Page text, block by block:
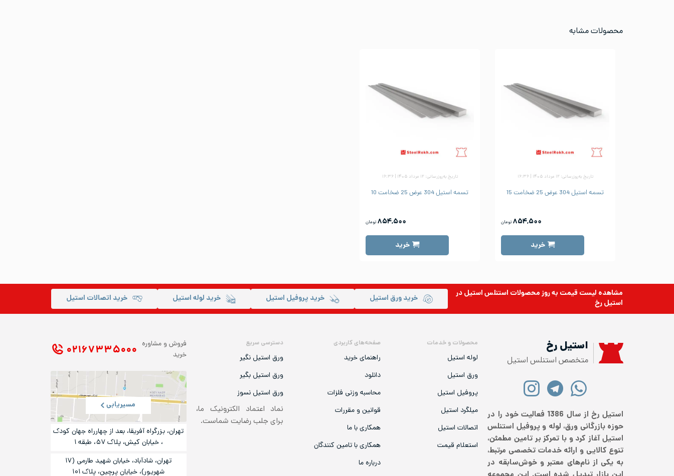
محصولات مشابه
تاریخ به‌روزرسانی: ۱۲ مرداد ۱۴۰۵ | ۱۶:۳۶
تسمه استیل 304 عرض 25 ضخامت 15
۸۵۴,۵۰۰ تومان
خرید
تاریخ به‌روزرسانی: ۱۲ مرداد ۱۴۰۵ | ۱۶:۳۶
تسمه استیل 304 عرض 25 ضخامت 10
۸۵۴,۵۰۰ تومان
خرید
مشاهده لیست قیمت به روزمحصولات استنلس استیلدر
استیل رخ
خرید ورق استیل خرید پروفیل استیل خرید لوله استیل خرید اتصالات استیل
استیل رخ
متخصص استنلس استیل
استیل رخ از سال 1386 فعالیت خود را در
حوزه بازرگانی ورق، لوله و پروفیل استنلس
استیل آغاز کرد و با تمرکز بر تامین مطمئن،
تنوع کالایی و ارائه خدمات تخصصی مرتبط،
به یکی از نام‌های معتبر و خوش‌سابقه در
محصولات و خدمات
لوله استیل
ورق استیل
پروفیل استیل
میلگرد استیل
اتصالات استیل
استعلام قیمت
صفحه‌های کاربردی
راهنمای خرید
دانلود
محاسبه وزنی فلزات
قوانین و مقررات
همکاری با ما
همکاری با تامین کنندگان
درباره ما
دسترسی سریع
ورق استیل نگیر
ورق استیل بگیر
ورق استیل نسوز
نماد اعتماد الکترونیک ما،
برای جلب رضایت شماست.
فروش و مشاوره
خرید
۰۲۱ ۶۷۳۳۵۰۰۰
مسیریابی
تهران، بزرگراه آفریقا، بعد از چهارراه جهان کودک
، خیابان کیش، پلاک ۵۷، طبقه ۱
تهران، شادآباد، خیابان شهید طارمی (۱۷
شهریور)، خیایان پرچین، پلاک ۱۰۱